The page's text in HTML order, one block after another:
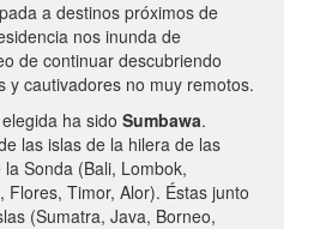
a destinos próximos de
nos inunda de
de continuar descubriendo
y cautivadores no muy remotos.
ha sido Sumbawa.
las islas de la hilera de las
Sonda (Bali, Lombok,
Flores, Timor, Alor). Éstas junto
(Sumatra, Java, Borneo,